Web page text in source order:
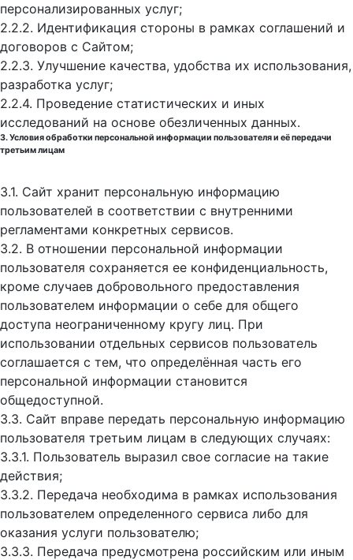
персонализированных услуг;
2.2.2. Идентификация стороны в рамках соглашений и
договоров с Сайтом;
2.2.3. Улучшение качества, удобства их использования,
разработка услуг;
2.2.4. Проведение статистических и иных
исследований на основе обезличенных данных.
3. Условия обработки персональной информации пользователя и её передачи
третьим лицам
3.1. Сайт хранит персональную информацию
пользователей в соответствии с внутренними
регламентами конкретных сервисов.
3.2. В отношении персональной информации
пользователя сохраняется ее конфиденциальность,
кроме случаев добровольного предоставления
пользователем информации о себе для общего
доступа неограниченному кругу лиц. При
использовании отдельных сервисов пользователь
соглашается с тем, что определённая часть его
персональной информации становится
общедоступной.
3.3. Сайт вправе передать персональную информацию
пользователя третьим лицам в следующих случаях:
3.3.1. Пользователь выразил свое согласие на такие
действия;
3.3.2. Передача необходима в рамках использования
пользователем определенного сервиса либо для
оказания услуги пользователю;
3.3.3. Передача предусмотрена российским или иным